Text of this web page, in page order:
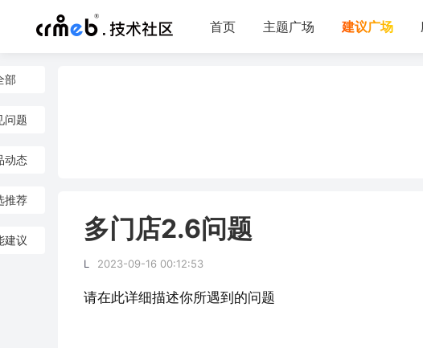
首页 主题广场 建议广场
部
问题
动态
推荐
建议 多门店2.6问题
L 2023-09-16 00:12:53
请在此详细描述你所遇到的问题